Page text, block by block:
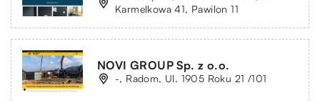
Karmelkowa 41, Pawilon 11
NOVI GROUP Sp. z o.o.
-, Radom, Ul. 1905 Roku 21 /101